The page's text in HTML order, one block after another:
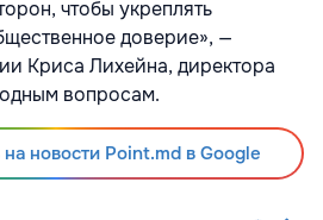
чтобы укреплять
доверие», —
Криса Лихейна, директора
вопросам.
новости Point.md в Google